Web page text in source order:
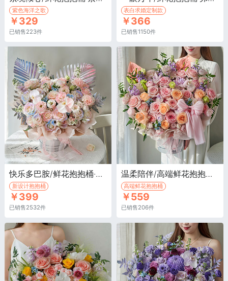
紫色海洋之歌
￥329
已销售223件
表白求婚定制款
￥366
已销售1150件
快乐多巴胺/鲜花抱抱桶·骄傲白玫瑰17枝，白色紫罗兰5枝，白色蝴蝶兰2朵
新设计抱抱桶
￥399
已销售2532件
温柔陪伴/高端鲜花抱抱桶·荔枝粉玫瑰15枝，香槟玫瑰7枝，粉色绣球1枝
高端鲜花抱抱桶
￥559
已销售206件